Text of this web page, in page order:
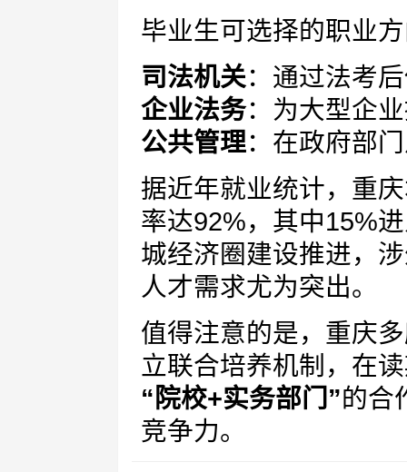
毕业生可选择的职业
司法机关：通过法考
企业法务：为大型企
公共管理：在政府部
据近年就业统计，重
率达92%，其中15%
城经济圈建设推进，
人才需求尤为突出。
值得注意的是，重庆
立联合培养机制，在
“院校+实务部门”的合
竞争力。